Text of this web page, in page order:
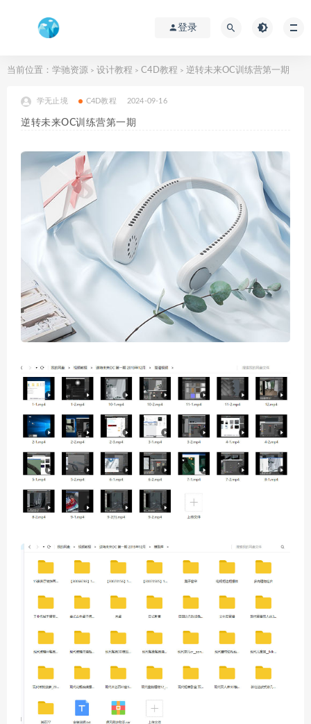
登录
当前位置： 学驰资源 > 设计教程 > C4D教程 > 逆转未来OC训练营第一期
学无止境 C4D教程 2024-09-16
逆转未来OC训练营第一期